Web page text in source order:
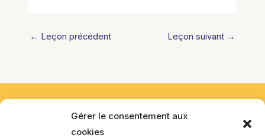
Gérer le consentement aux
cookies
← Leçon précédent Leçon suivant →
H1Y 2J9 Canada